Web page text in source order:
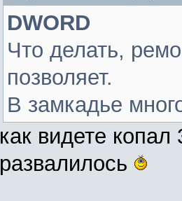
DWORD
Что делать,
позволяет.
В замкадье
как видете
развалилось